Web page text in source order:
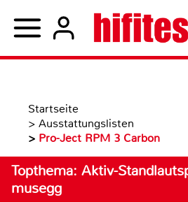
Startseite
> Ausstattungslisten
> Pro-Ject RPM 3 Carbon
Topthema: Aktiv-
musegg